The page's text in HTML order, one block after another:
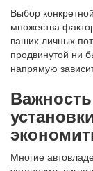
Выбор
множества
ваших личных
продвинутой ни
напрямую
Многие